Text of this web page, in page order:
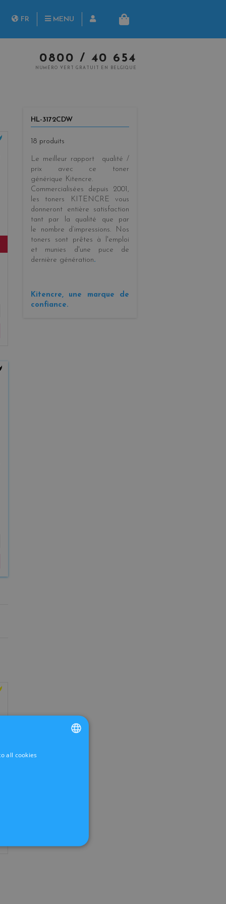
FR MENU
PANIER
0800 / 40 654
NUMÉRO VERT GRATUIT EN BELGIQUE
HL-3172CDW
18 produits
Le meilleur rapport qualité /
prix avec ce toner
générique Kitencre.
Commercialisées depuis 2001 ,
les toners KITENCRE vous
donneront entière satisfaction
tant par la qualité que par
le nombre d’impressions. Nos
toners sont prêtes à l'emploi
et munies d'une puce de
dernière génération.
Kitencre, une marque de
confiance.
all cookies